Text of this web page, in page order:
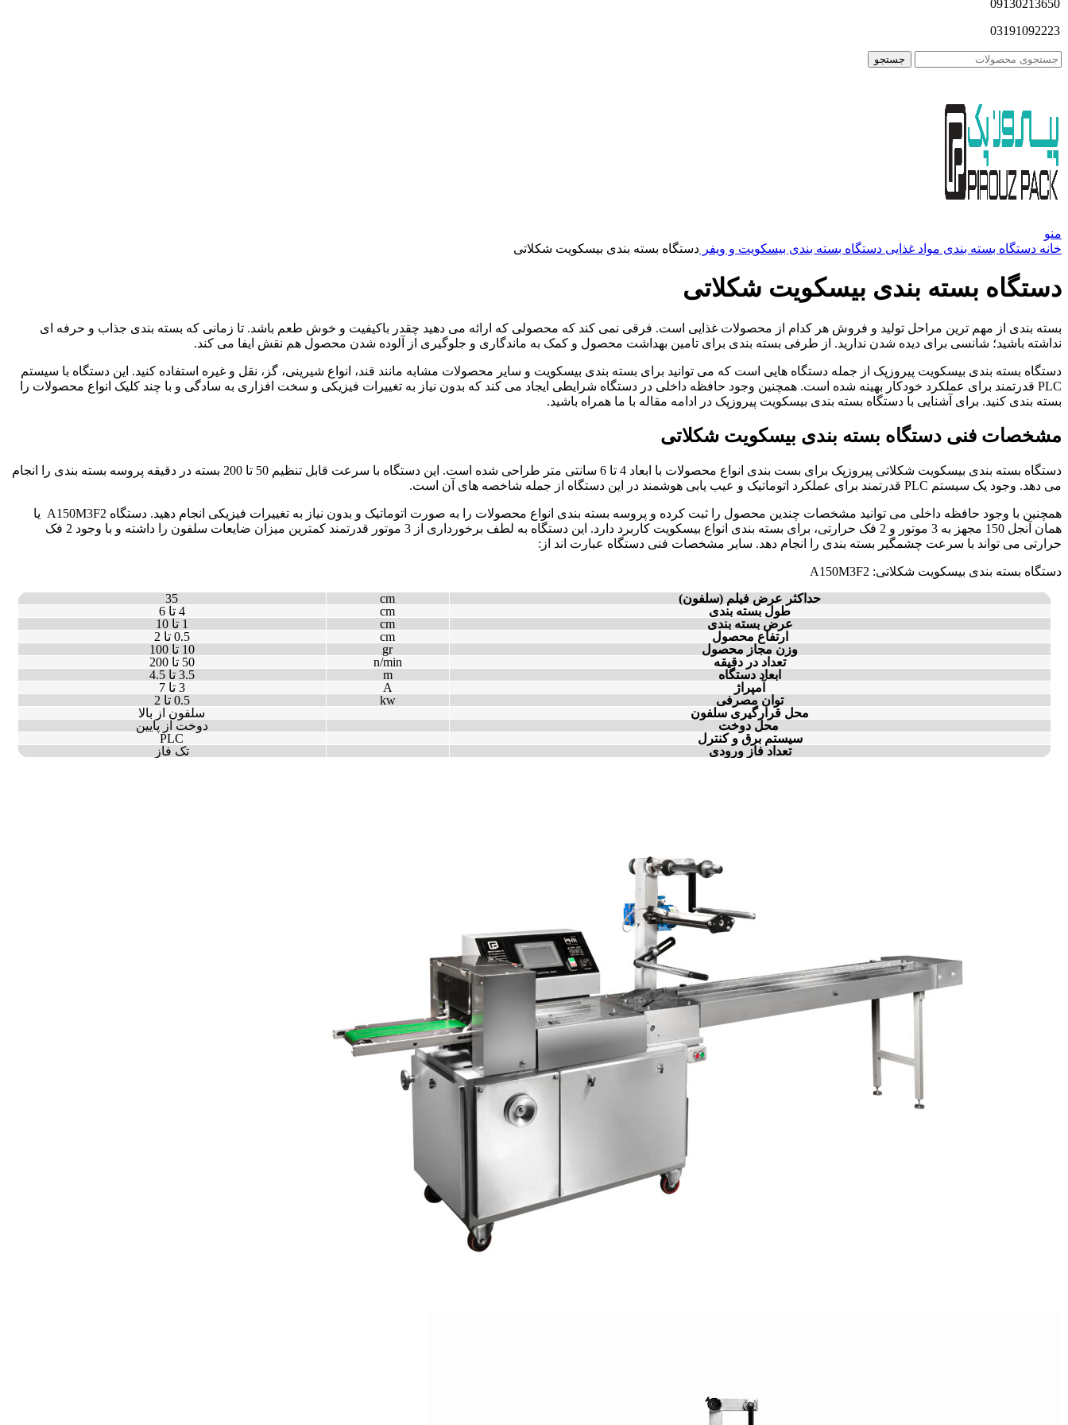
09130213650
03191092223
جستجو
منو
خانه دستگاه بسته بندی مواد غذایی دستگاه بسته بندی بیسکویت و ویفر دستگاه بسته بندی بیسکویت شکلاتی
دستگاه بسته بندی بیسکویت شکلاتی
بسته بندی از مهم ترین مراحل تولید و فروش هر کدام از محصولات غذایی است. فرقی نمی کند که محصولی که ارائه می دهید چقدر باکیفیت و خوش طعم باشد. تا زمانی که بسته بندی جذاب و حرفه ای
نداشته باشید؛ شانسی برای دیده شدن ندارید. از طرفی بسته بندی برای تامین بهداشت محصول و کمک به ماندگاری و جلوگیری از آلوده شدن محصول هم نقش ایفا می کند.
دستگاه بسته بندی بیسکویت پیروزپک از جمله دستگاه هایی است که می توانید برای بسته بندی بیسکویت و سایر محصولات مشابه مانند قند، انواع شیرینی، گز، نقل و غیره استفاده کنید. این دستگاه با سیستم
PLC قدرتمند برای عملکرد خودکار بهینه شده است. همچنین وجود حافظه داخلی در دستگاه شرایطی ایجاد می کند که بدون نیاز به تغییرات فیزیکی و سخت افزاری به سادگی و با چند کلیک انواع محصولات را
بسته بندی کنید. برای آشنایی با دستگاه بسته بندی بیسکویت پیروزپک در ادامه مقاله با ما همراه باشید.
مشخصات فنی دستگاه بسته بندی بیسکویت شکلاتی
دستگاه بسته بندی بیسکویت شکلاتی پیروزپک برای بست بندی انواع محصولات با ابعاد 4 تا 6 سانتی متر طراحی شده است. این دستگاه با سرعت قابل تنظیم 50 تا 200 بسته در دقیقه پروسه بسته بندی را انجام
می دهد. وجود یک سیستم PLC قدرتمند برای عملکرد اتوماتیک و عیب یابی هوشمند در این دستگاه از جمله شاخصه های آن است.
همچنین با وجود حافظه داخلی می توانید مشخصات چندین محصول را ثبت کرده و پروسه بسته بندی انواع محصولات را به صورت اتوماتیک و بدون نیاز به تغییرات فیزیکی انجام دهید. دستگاه A150M3F2 یا
همان آنجل 150 مجهز به 3 موتور و 2 فک حرارتی، برای بسته بندی انواع بیسکویت کاربرد دارد. این دستگاه به لطف برخورداری از 3 موتور قدرتمند کمترین میزان ضایعات سلفون را داشته و با وجود 2 فک
حرارتی می تواند با سرعت چشمگیر بسته بندی را انجام دهد. سایر مشخصات فنی دستگاه عبارت اند از:
دستگاه بسته بندی بیسکویت شکلاتی: A150M3F2
حداکثر عرض فیلم (سلفون)
cm
35
طول بسته بندی
cm
4 تا 6
عرض بسته بندی
cm
1 تا 10
ارتفاع محصول
cm
0.5 تا 2
وزن مجاز محصول
gr
10 تا 100
تعداد در دقیقه
n/min
50 تا 200
ابعاد دستگاه
m
3.5 تا 4.5
آمپراژ
A
3 تا 7
توان مصرفی
kw
0.5 تا 2
محل قرارگیری سلفون
سلفون از بالا
محل دوخت
دوخت از پایین
سیستم برق و کنترل
PLC
تعداد فاز ورودی
تک فاز